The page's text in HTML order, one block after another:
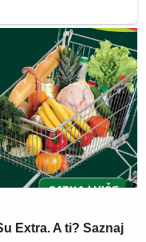
Extra. A ti? Saznaj